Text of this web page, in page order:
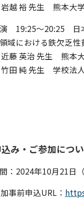
越 裕 先生 熊本大
19:25～20:25 日
領域における鉄欠乏
藤 英治 先生 熊本
田 純 先生 学校法
み・ご参加につ
：2024年10月21日
事前申込URL：